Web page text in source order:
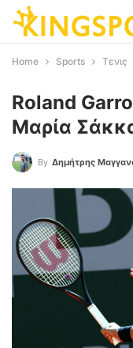
Home Sports Τενις
Roland
Μαρία
By Δημήτρης